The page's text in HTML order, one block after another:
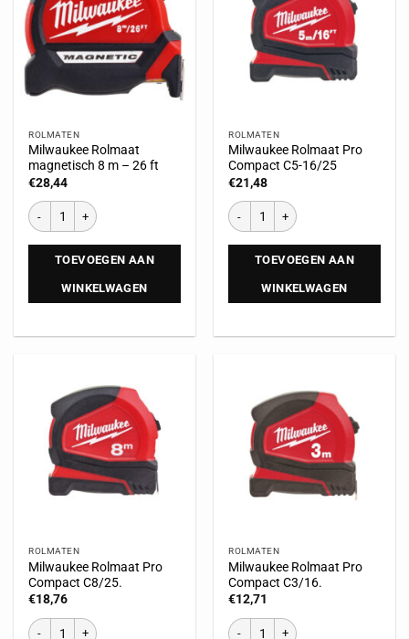
ROLMATEN
Milwaukee Rolmaat
magnetisch 8 m – 26 ft
€28,44
TOEVOEGEN AAN
WINKELWAGEN
ROLMATEN
Milwaukee Rolmaat Pro
Compact C5-16/25
€21,48
TOEVOEGEN AAN
WINKELWAGEN
ROLMATEN
Milwaukee Rolmaat Pro
Compact C8/25.
€18,76
ROLMATEN
Milwaukee Rolmaat Pro
Compact C3/16.
€12,71